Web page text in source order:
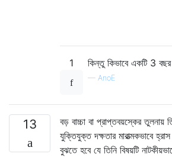
1 কিন্তু কিভাবে একটি 3
— AnoE
13
বড় বাচ্চা বা প্রাপ্তবয়স্কের তুলনায়
যুক্তিযুক্ত দক্ষতার মারাত্মকভাবে
বুঝতে হবে যে তিনি বিষয়টি